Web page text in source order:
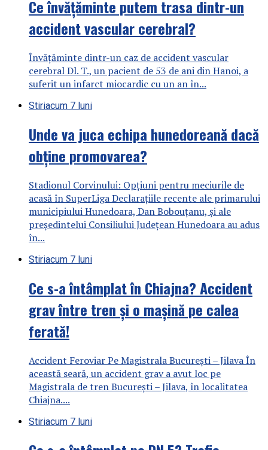
Ce învățăminte putem trasa dintr-un
accident vascular cerebral?
Învățăminte dintr-un caz de accident vascular
cerebral Dl. T., un pacient de 53 de ani din Hanoi, a
suferit un infarct miocardic cu un an în...
Stiriacum 7 luni
Unde va juca echipa hunedoreană dacă
obține promovarea?
Stadionul Corvinului: Opțiuni pentru meciurile de
acasă în SuperLiga Declarațiile recente ale primarului
municipiului Hunedoara, Dan Bobouțanu, și ale
președintelui Consiliului Județean Hunedoara au adus
în...
Stiriacum 7 luni
Ce s-a întâmplat în Chiajna? Accident
grav între tren și o mașină pe calea
ferată!
Accident Feroviar Pe Magistrala București – Jilava În
această seară, un accident grav a avut loc pe
Magistrala de tren București – Jilava, în localitatea
Chiajna....
Stiriacum 7 luni